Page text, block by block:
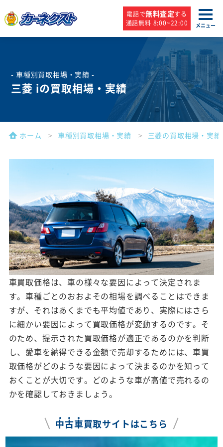
電話で無料査定する
通話無料 8:00~22:00
メニュー
- 車種別買取相場・実績 -
三菱 iの買取相場・実績
ホーム 車種別買取相場・実績 三菱の買取相場・実績
車買取価格は、車の様々な要因によって決定されま
す。車種ごとのおおよその相場を調べることはできま
すが、それはあくまでも平均値であり、実際にはさら
に細かい要因によって買取価格が変動するのです。そ
のため、提示された買取価格が適正であるのかを判断
し、愛車を納得できる金額で売却するためには、車買
取価格がどのような要因によって決まるのかを知って
おくことが大切です。どのような車が高値で売れるの
かを確認しておきましょう。
中古車買取サイトはこちら